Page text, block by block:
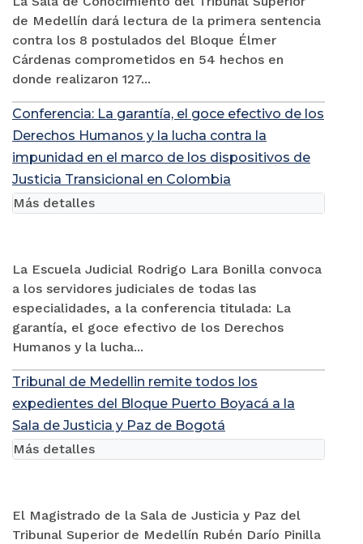
de Medellín dará lectura de la primera sentencia
contra los 8 postulados del Bloque Élmer
Cárdenas comprometidos en 54 hechos en
donde realizaron 127...
Conferencia: La garantía, el goce efectivo de los
Derechos Humanos y la lucha contra la
impunidad en el marco de los dispositivos de
Justicia Transicional en Colombia
La Escuela Judicial Rodrigo Lara Bonilla convoca
a los servidores judiciales de todas las
especialidades, a la conferencia titulada: La
garantía, el goce efectivo de los Derechos
Humanos y la lucha...
Más detalles
Tribunal de Medellin remite todos los
expedientes del Bloque Puerto Boyacá a la
Sala de Justicia y Paz de Bogotá
El Magistrado de la Sala de Justicia y Paz del
Tribunal Superior de Medellín Rubén Darío Pinilla
Más detalles